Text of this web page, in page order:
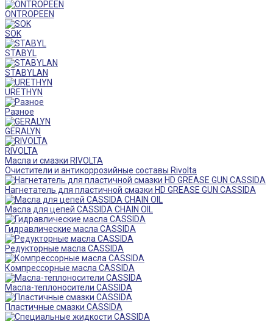
ONTROPEEN
SOK
STABYL
STABYLAN
URETHYN
Разное
GERALYN
RIVOLTA
Масла и смазки RIVOLTA
Очистители и антикоррозийные составы Rivolta
Нагнетатель для пластичной смазки HD GREASE GUN CASSIDA
Масла для цепей CASSIDA CHAIN OIL
Гидравлические масла CASSIDA
Редукторные масла CASSIDA
Компрессорные масла CASSIDA
Масла-теплоносители CASSIDA
Пластичные смазки CASSIDA